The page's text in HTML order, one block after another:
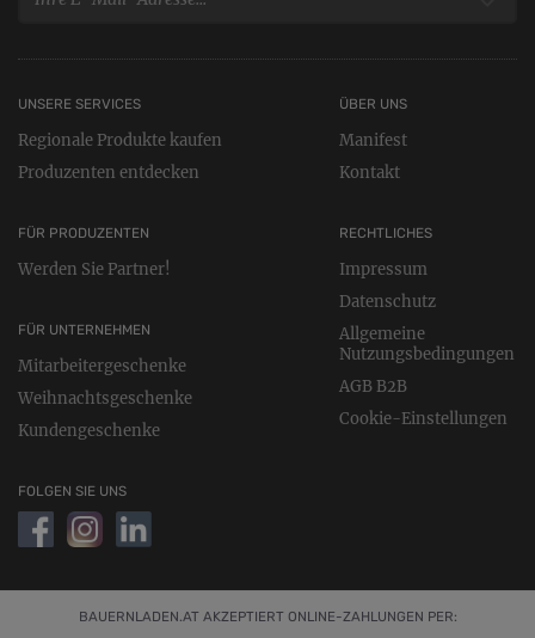
UNSERE SERVICES
Regionale Produkte kaufen
Produzenten entdecken
FÜR PRODUZENTEN
Werden Sie Partner!
FÜR UNTERNEHMEN
Mitarbeitergeschenke
Weihnachtsgeschenke
Kundengeschenke
RECHTLICHES
Impressum
Datenschutz
Allgemeine
Nutzungsbedingungen
AGB B2B
Cookie-Einstellungen
ÜBER UNS
Manifest
Kontakt
FOLGEN SIE UNS
BAUERNLADEN.AT AKZEPTIERT ONLINE-ZAHLUNGEN PER: